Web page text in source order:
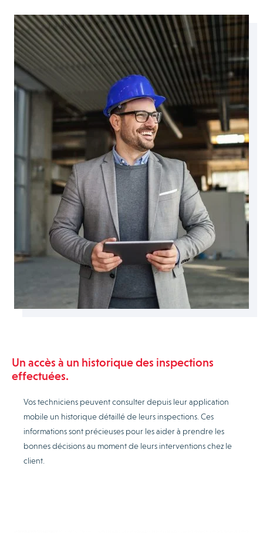
Un accès à un historique des inspections
effectuées.
Vos techniciens peuvent consulter depuis leur application
mobile un historique détaillé de leurs inspections. Ces
informations sont précieuses pour les aider à prendre les
bonnes décisions au moment de leurs interventions chez le
client.